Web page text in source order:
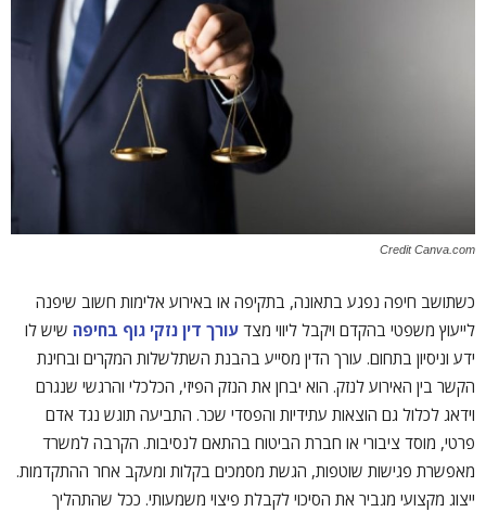
Credit Canva.com
כשתושב חיפה נפגע בתאונה, בתקיפה או באירוע אלימות חשוב שיפנה
לייעוץ משפטי בהקדם ויקבל ליווי מצד עורך דין נזקי גוף בחיפה שיש לו
ידע וניסיון בתחום. עורך הדין מסייע בהבנת השתלשלות המקרים ובחינת
הקשר בין האירוע לנזק. הוא יבחן את הנזק הפיזי, הכלכלי והרגשי שנגרם
וידאג לכלול גם הוצאות עתידיות והפסדי שכר. התביעה תוגש נגד אדם
פרטי, מוסד ציבורי או חברת הביטוח בהתאם לנסיבות. הקרבה למשרד
מאפשרת פגישות שוטפות, הגשת מסמכים בקלות ומעקב אחר ההתקדמות.
ייצוג מקצועי מגביר את הסיכוי לקבלת פיצוי משמעותי. ככל שהתהליך